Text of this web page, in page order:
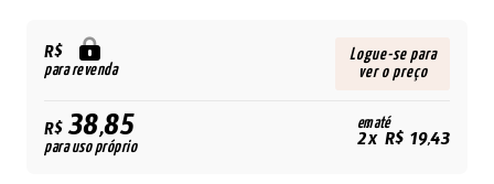
R$
para revenda
Logue-se para
ver o preço
R$38,85
para uso próprio
em até
2x R$ 19,43